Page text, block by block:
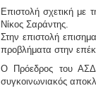
Επιστολή σχετική
Νίκος Σαράντης.
Στην επιστολή
προβλήματα στην
Ο Πρόεδρος του
συγκοινωνιακός